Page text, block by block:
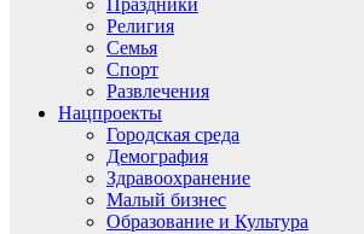
Праздники
Религия
Семья
Спорт
Развлечения
Нацпроекты
Городская среда
Демография
Здравоохранение
Малый бизнес
Образование и Культура